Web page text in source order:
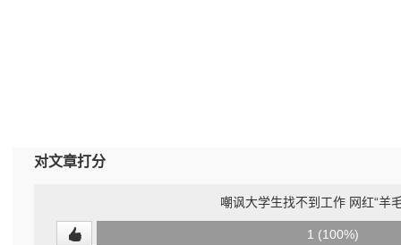
对文章打分
嘲讽大学生找不到工作 网红“羊
1 (100%)